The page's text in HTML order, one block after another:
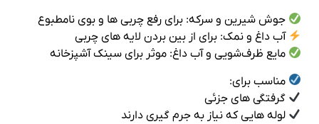
جوش‌ شیرین و سرکه: برای رفع چربی‌ ها و بوی نامطبوع
آب داغ و نمک: برای از بین بردن لایه‌ های چربی
مایع ظرف‌شویی و آب داغ: موثر برای سینک آشپزخانه
مناسب برای:
گرفتگی‌ های جزئی
لوله‌ هایی که نیاز به جرم‌ گیری دارند